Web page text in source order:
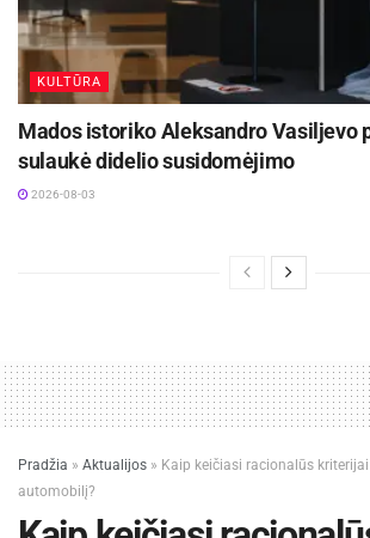
KULTŪRA
Mados istoriko Aleksandro Vasiljevo
sulaukė didelio susidomėjimo
2026-08-03
Pradžia » Aktualijos » Kaip keičiasi racionalūs
automobilį?